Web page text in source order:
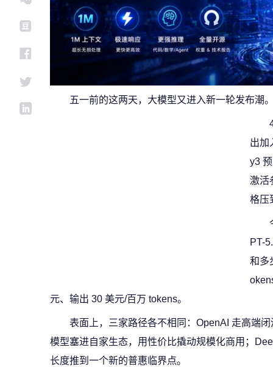
五一前的这两天，大模型又进入新一轮发布潮
出加
y3
激活
格压
PT-
和多
元、输出 30 美元/百万 tokens。
表面上，三家路径各不相同：OpenAI 走高端
模型塞进自家生态，用性价比撬动规模化商用；
长度推到一个新的普惠临界点。